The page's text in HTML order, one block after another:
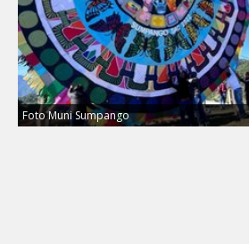
Foto Muni Sumpango